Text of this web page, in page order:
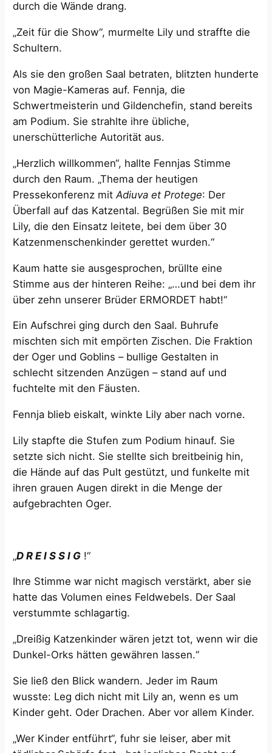
durch die Wände drang.
„Zeit für die Show“, murmelte Lily und straffte die
Schultern.
Als sie den großen Saal betraten, blitzten hunderte
von Magie-Kameras auf. Fennja, die
Schwertmeisterin und Gildenchefin, stand bereits
am Podium. Sie strahlte ihre übliche,
unerschütterliche Autorität aus.
„Herzlich willkommen“, hallte Fennjas Stimme
durch den Raum. „Thema der heutigen
Pressekonferenz mitAdiuva et Protege: Der
Überfall auf das Katzental. Begrüßen Sie mit mir
Lily, die den Einsatz leitete, bei dem über 30
Katzenmenschenkinder gerettet wurden.“
Kaum hatte sie ausgesprochen, brüllte eine
Stimme aus der hinteren Reihe: „…und bei dem ihr
über zehn unserer Brüder ERMORDET habt!“
Ein Aufschrei ging durch den Saal. Buhrufe
mischten sich mit empörten Zischen. Die Fraktion
der Oger und Goblins – bullige Gestalten in
schlecht sitzenden Anzügen – stand auf und
fuchtelte mit den Fäusten.
Fennja blieb eiskalt, winkte Lily aber nach vorne.
Lily stapfte die Stufen zum Podium hinauf. Sie
setzte sich nicht. Sie stellte sich breitbeinig hin,
die Hände auf das Pult gestützt, und funkelte mit
ihren grauen Augen direkt in die Menge der
aufgebrachten Oger.
„D R E I S S I G !“
Ihre Stimme war nicht magisch verstärkt, aber sie
hatte das Volumen eines Feldwebels. Der Saal
verstummte schlagartig.
„Dreißig Katzenkinder wären jetzt tot, wenn wir die
Dunkel-Orks hätten gewähren lassen.“
Sie ließ den Blick wandern. Jeder im Raum
wusste: Leg dich nicht mit Lily an, wenn es um
Kinder geht. Oder Drachen. Aber vor allem Kinder.
„Wer Kinder entführt“, fuhr sie leiser, aber mit